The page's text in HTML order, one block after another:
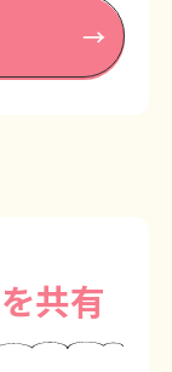
共有